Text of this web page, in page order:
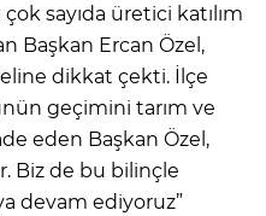
sayıda üretici katılım
Başkan Ercan Özel,
dikkat çekti. İlçe
geçimini tarım ve
eden Başkan Özel,
Biz de bu bilinçle
devam ediyoruz”